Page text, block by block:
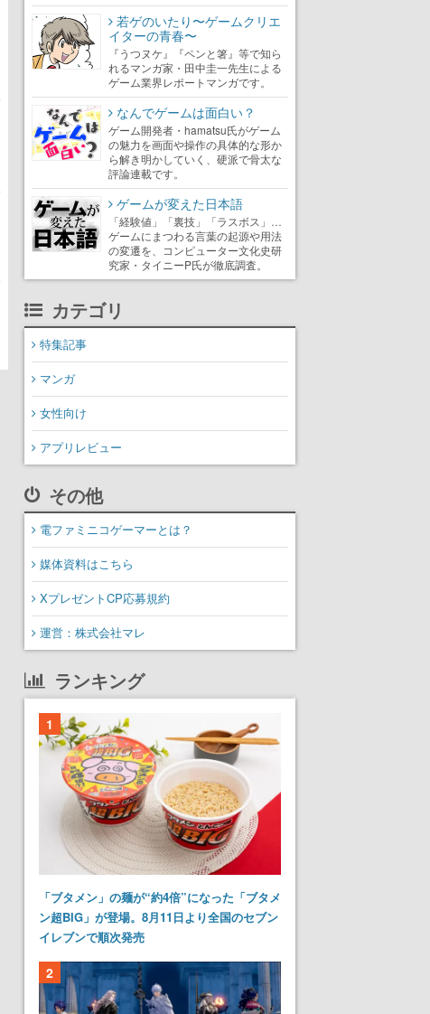
若ゲのいたり〜ゲームクリエ
イターの青春〜
『うつヌケ』『ペンと箸』等で知ら
れるマンガ家・田中圭一先生による
ゲーム業界レポートマンガです。
なんでゲームは面白い？
ゲーム開発者・hamatsu氏がゲーム
の魅力を画面や操作の具体的な形か
ら解き明かしていく、硬派で骨太な
評論連載です。
ゲームが変えた日本語
「経験値」「裏技」「ラスボス」…
ゲームにまつわる言葉の起源や用法
の変遷を、コンピューター文化史研
究家・タイニーP氏が徹底調査。
カテゴリ
特集記事
マンガ
女性向け
アプリレビュー
その他
電ファミニコゲーマーとは？
媒体資料はこちら
XプレゼントCP応募規約
運営：株式会社マレ
ランキング
1
「ブタメン」の麺が“約4倍”になった「ブタメ
ン超BIG」が登場。8月11日より全国のセブン
イレブンで順次発売
2